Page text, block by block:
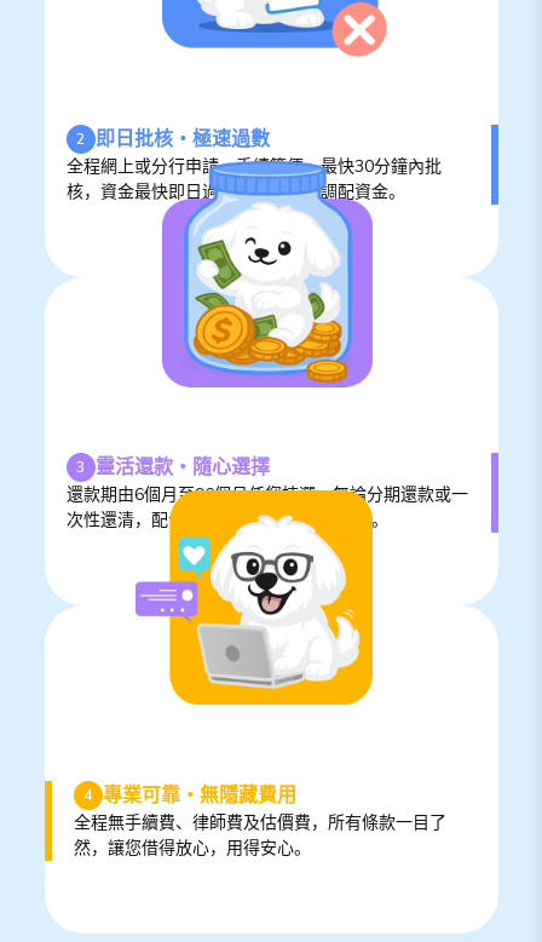
2 即日批核‧極速過數
全程網上或分行申請，手續簡便，最快30分鐘內批
核，資金最快即日過數，助您靈活調配資金。
3 靈活還款‧隨心選擇
還款期由6個月至96個月任您揀選，無論分期還款或一
次性還清，配合您的財務需要，輕鬆規劃。
4 專業可靠‧無隱藏費用
全程無手續費、律師費及估價費，所有條款一目了
然，讓您借得放心，用得安心。